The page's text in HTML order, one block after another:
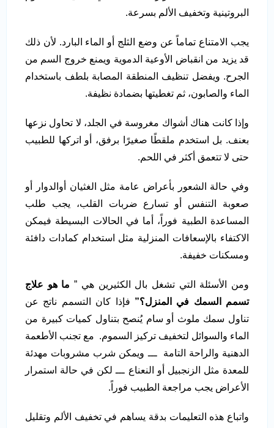
البروتينية وتخفيف الألم بسرعة.
يجب الامتناع تماماً عن وضع الثلج أو الماء البارد. لأن ذلك
قد يزيد من انقباض الأوعية الدموية ويمنع خروج السم من
الجرح. ويفضل تنظيف المنطقة المصابة بلطف باستخدام
الماء والصابون، ثم تغطيتها بضمادة نظيفة.
وإذا كانت هناك أشواك مغروسة في الجلد، لا تحاول نزعها
بعنف. بل استخدم ملقطًا صغيرًا برفق، أو اتركها للطبيب
حتى لا تتعمق أكثر في اللحم.
وفي حالة الشعور بأعراض عامة مثل الغثيان أوالدوار أو
صعوبة التنفس أو تسارع ضربات القلب، يجب طلب
المساعدة الطبية فوراً، أما في الحالات البسيطة فيمكن
الاكتفاء بالإسعافات المنزلية مثل استخدام كمادات دافئة
ومسكنات خفيفة.
ومن الأسئلة التي تشغل بال الكثيرين هي ” ما هو علاج
تسمم السمك في المنزل؟” فإذا كان التسمم ناتج عن
تناول سمك ملوث أو سام يُنصح بتناول كميات كبيرة من
الماء والسوائل لتخفيف تركيز السموم. مع تجنب الأطعمة
الدهنية والراحة التامة ـــ ويمكن شرب مشروبات مهدئة
للمعدة مثل الزنجبيل أو النعناع ـــ لكن في حالة استمرار
الأعراض يجب مراجعة الطبيب فوراً.
واتباع هذه التعليمات بدقة يساهم في تخفيف الألم وتقليل